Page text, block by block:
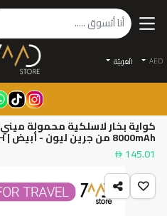
AED الْعَرَبيّة
8000mAh من جرين ليون - أبيض | GN3N1MIRONWH |
145.01